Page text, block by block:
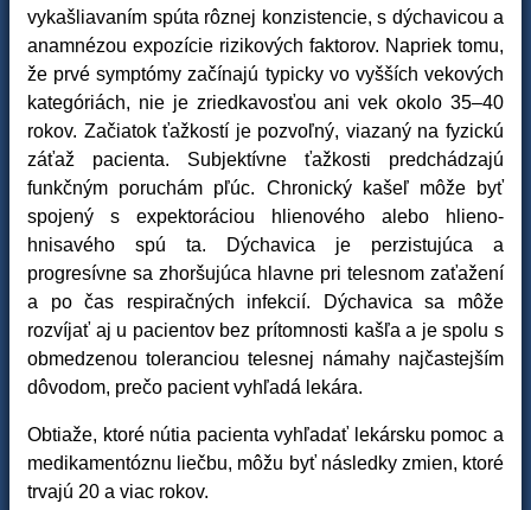
vykašliavaním spúta rôznej konzistencie, s dýchavicou a
anamnézou expozície rizikových faktorov. Napriek tomu,
že prvé symptómy začínajú typicky vo vyšších vekových
kategóriách, nie je zriedkavosťou ani vek okolo 35–40
rokov. Začiatok ťažkostí je pozvoľný, viazaný na fyzickú
záťaž pacienta. Subjektívne ťažkosti predchádzajú
funkčným poruchám pľúc. Chronický kašeľ môže byť
spojený s expektoráciou hlienového alebo hlieno-
hnisavého spú ta. Dýchavica je perzistujúca a
progresívne sa zhoršujúca hlavne pri telesnom zaťažení
a po čas respiračných infekcií. Dýchavica sa môže
rozvíjať aj u pacientov bez prítomnosti kašľa a je spolu s
obmedzenou toleranciou telesnej námahy najčastejším
dôvodom, prečo pacient vyhľadá lekára.
Obtiaže, ktoré nútia pacienta vyhľadať lekársku pomoc a
medikamentóznu liečbu, môžu byť následky zmien, ktoré
trvajú 20 a viac rokov.